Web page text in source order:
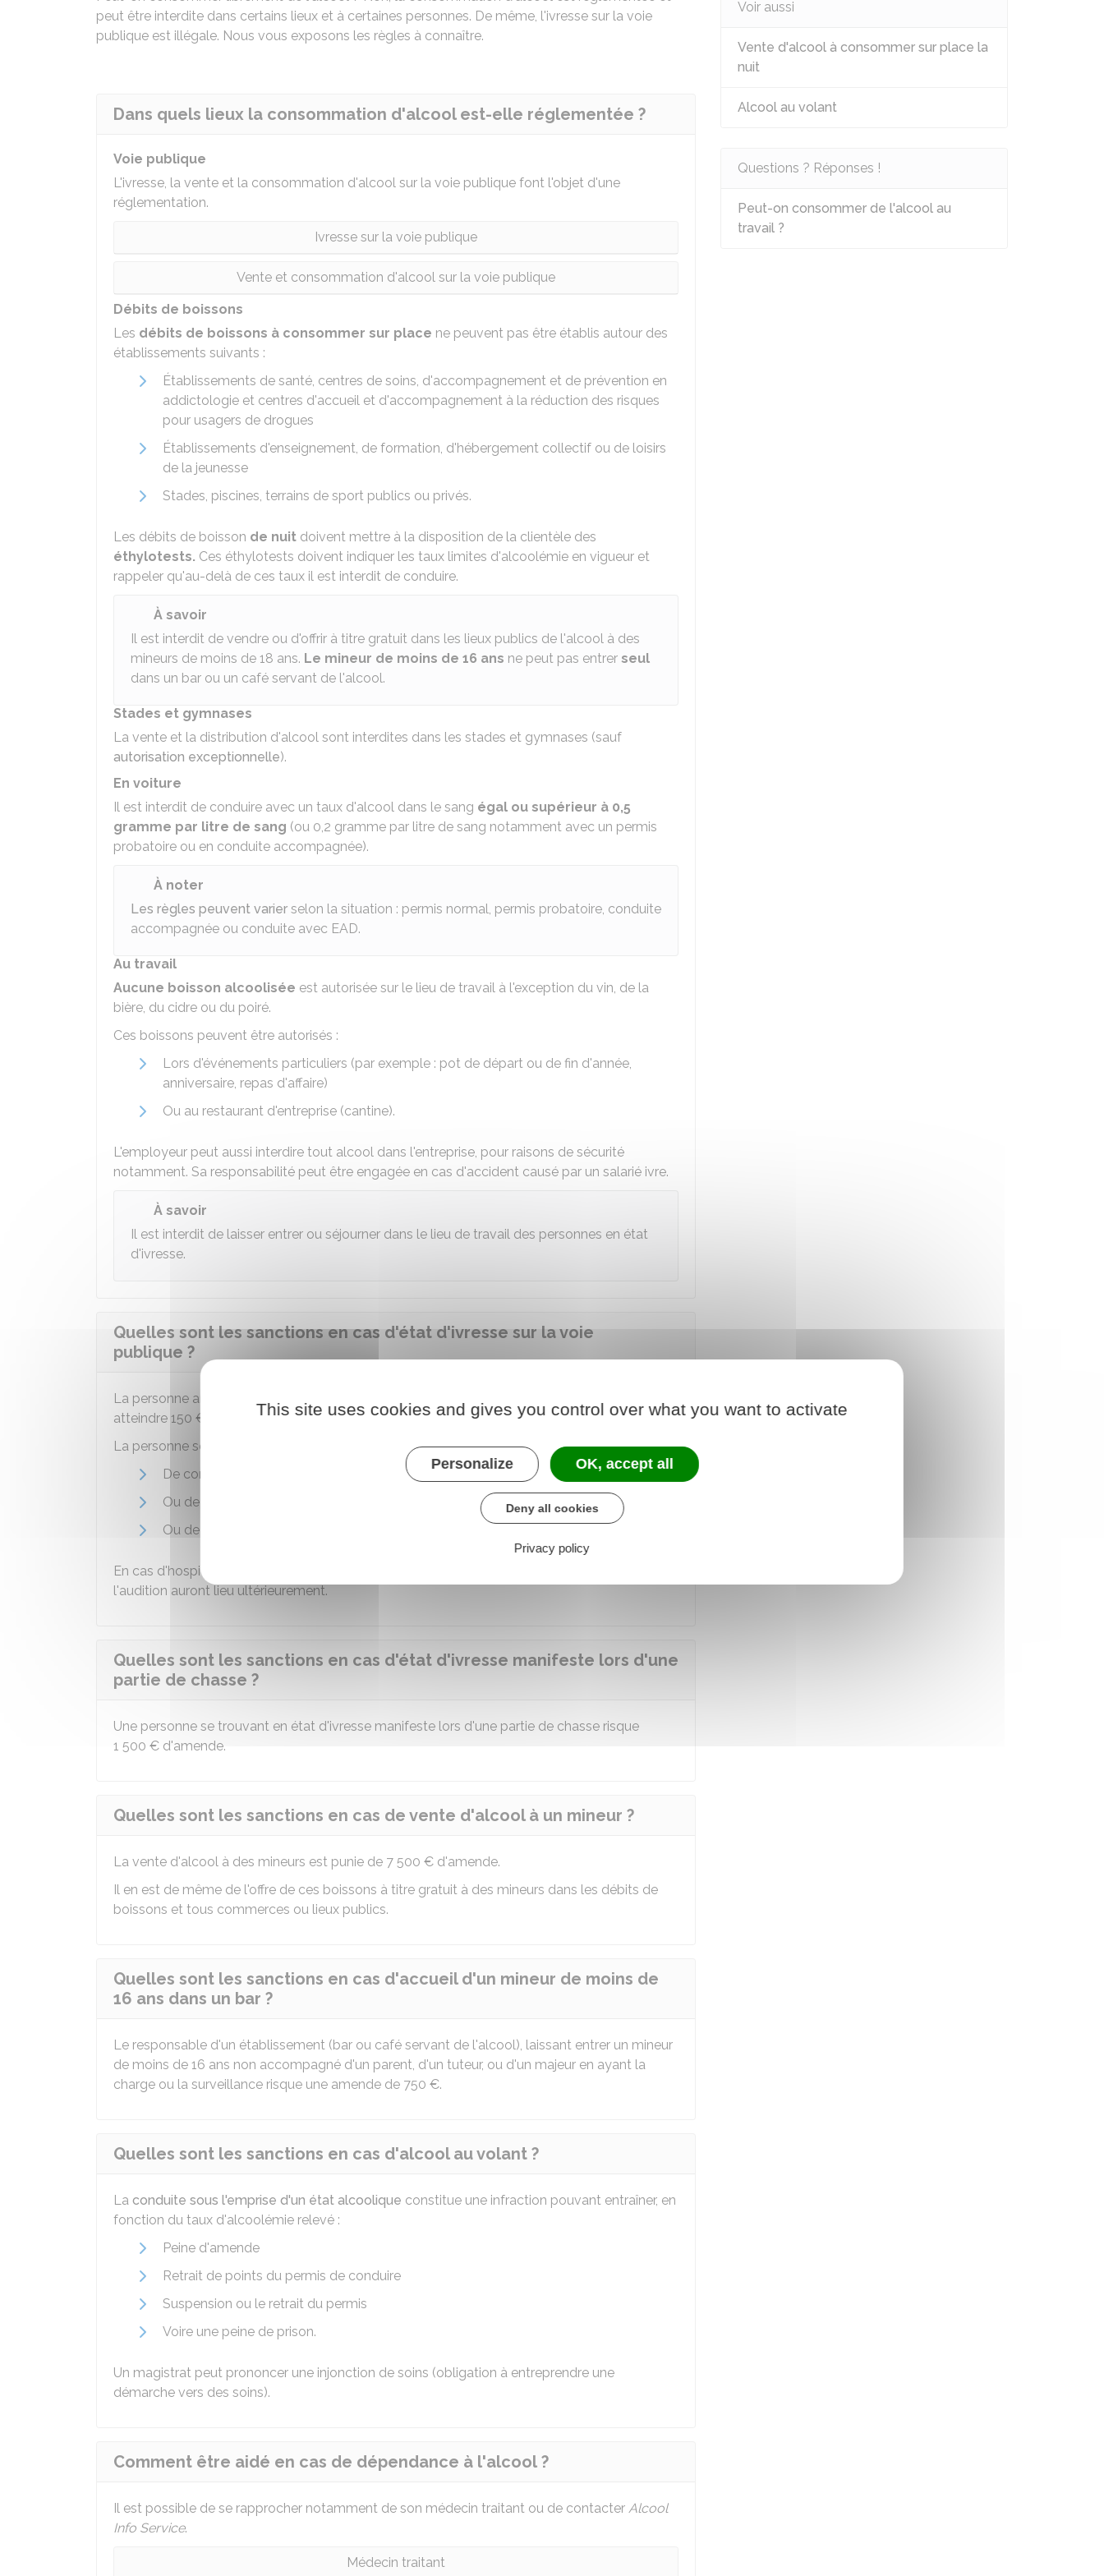
peut être interdite dans certains lieux et à certaines personnes. De même, l'ivresse sur la voie
publique est illégale. Nous vous exposons les règles à connaître.
Dans quels lieux la consommation d'alcool est-elle réglementée ?
Voie publique
L'ivresse, la vente et la consommation d'alcool sur la voie publique font l'objet d'une
réglementation.
Ivresse sur la voie publique
Vente et consommation d'alcool sur la voie publique
Débits de boissons
Les débits de boissons à consommer sur place ne peuvent pas être établis autour des
établissements suivants :
Établissements de santé, centres de soins, d'accompagnement et de prévention en
addictologie et centres d'accueil et d'accompagnement à la réduction des risques
pour usagers de drogues
Établissements d'enseignement, de formation, d'hébergement collectif ou de loisirs
de la jeunesse
Stades, piscines, terrains de sport publics ou privés.
Les débits de boisson de nuit doivent mettre à la disposition de la clientèle des
éthylotests. Ces éthylotests doivent indiquer les taux limites d'alcoolémie en vigueur et
rappeler qu'au-delà de ces taux il est interdit de conduire.
À savoir
Il est interdit de vendre ou d'offrir à titre gratuit dans les lieux publics de l'alcool à des
mineurs de moins de 18 ans. Le mineur de moins de 16 ans ne peut pas entrer seul
dans un bar ou un café servant de l'alcool.
Stades et gymnases
La vente et la distribution d'alcool sont interdites dans les stades et gymnases (sauf
autorisation exceptionnelle).
En voiture
Il est interdit de conduire avec un taux d'alcool dans le sang égal ou supérieur à 0,5
gramme par litre de sang (ou 0,2 gramme par litre de sang notamment avec un permis
probatoire ou en conduite accompagnée).
À noter
Les règles peuvent varier selon la situation : permis normal, permis probatoire, conduite
accompagnée ou conduite avec EAD.
Au travail
Aucune boisson alcoolisée est autorisée sur le lieu de travail à l'exception du vin, de la
bière, du cidre ou du poiré.
Ces boissons peuvent être autorisés :
Lors d'événements particuliers (par exemple : pot de départ ou de fin d'année,
anniversaire, repas d'affaire)
Ou au restaurant d'entreprise (cantine).
L'employeur peut aussi interdire tout alcool dans l'entreprise, pour raisons de sécurité
notamment. Sa responsabilité peut être engagée en cas d'accident causé par un salarié ivre.
À savoir
Il est interdit de laisser entrer ou séjourner dans le lieu de travail des personnes en état
d'ivresse.
Quelles sont les sanctions en cas d'état d'ivresse sur la voie
publique ?
La personne arrêtée en état d'ivresse sur la voie publique risque une contravention qui peut
atteindre 150 €
La personne sera jugée par le
. Le tribunal peut être celui du lieu :
De commission de la contravention
Ou de constatation de la contravention
Ou de résidence du prévenu.
En cas d'hospitalisation (pour cause de coma éthylique, par exemple), la convocation et
l'audition auront lieu ultérieurement.
Quelles sont les sanctions en cas d'état d'ivresse manifeste lors d'une
partie de chasse ?
Une personne se trouvant en état d'ivresse manifeste lors d'une partie de chasse risque
1 500 € d'amende.
Quelles sont les sanctions en cas de vente d'alcool à un mineur ?
La vente d'alcool à des mineurs est punie de 7 500 € d'amende.
Il en est de même de l'offre de ces boissons à titre gratuit à des mineurs dans les débits de
boissons et tous commerces ou lieux publics.
Quelles sont les sanctions en cas d'accueil d'un mineur de moins de
16 ans dans un bar ?
Le responsable d'un établissement (bar ou café servant de l'alcool), laissant entrer un mineur
de moins de 16 ans non accompagné d'un parent, d'un tuteur, ou d'un majeur en ayant la
charge ou la surveillance risque une amende de 750 €.
Quelles sont les sanctions en cas d'alcool au volant ?
La conduite sous l'emprise d'un état alcoolique constitue une infraction pouvant entraîner, en
fonction du taux d'alcoolémie relevé :
Peine d'amende
Retrait de points du permis de conduire
Suspension ou le retrait du permis
Voire une peine de prison.
Un magistrat peut prononcer une injonction de soins (obligation à entreprendre une
démarche vers des soins).
Comment être aidé en cas de dépendance à l'alcool ?
Il est possible de se rapprocher notamment de son médecin traitant ou de contacter Alcool
Info Service.
Médecin traitant
Voir aussi
Vente d'alcool à consommer sur place la
nuit
Alcool au volant
Questions ? Réponses !
Peut-on consommer de l'alcool au
travail ?
This site uses cookies and gives you control over what you want to activate
Personalize OK, accept all
Deny all cookies
Privacy policy